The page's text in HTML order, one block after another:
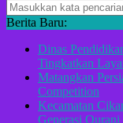
Berita Baru:
Dinas
Tingkatkan
Matangkan
Competition
Kecamatan
Generasi Qurani